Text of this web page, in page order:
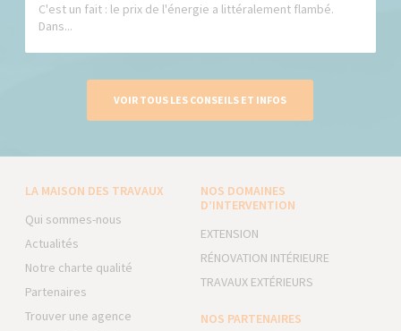
C'est un fait : le prix de l'énergie a littéralement flambé.
Dans...
VOIR TOUS LES CONSEILS ET INFOS
LA MAISON DES TRAVAUX
Qui sommes-nous
Actualités
Notre charte qualité
Partenaires
Trouver une agence
NOS DOMAINES
D’INTERVENTION
EXTENSION
RÉNOVATION INTÉRIEURE
TRAVAUX EXTÉRIEURS
NOS PARTENAIRES